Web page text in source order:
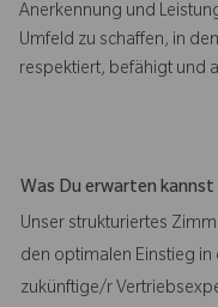
Anerkennung und
Umfeld zu schaffen, in
respektiert, befähigt und
Was Du erwarten kannst
Unser strukturiertes
den optimalen Einstieg
zukünftige/r